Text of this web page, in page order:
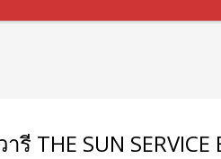
รี THE SUN SERVICE